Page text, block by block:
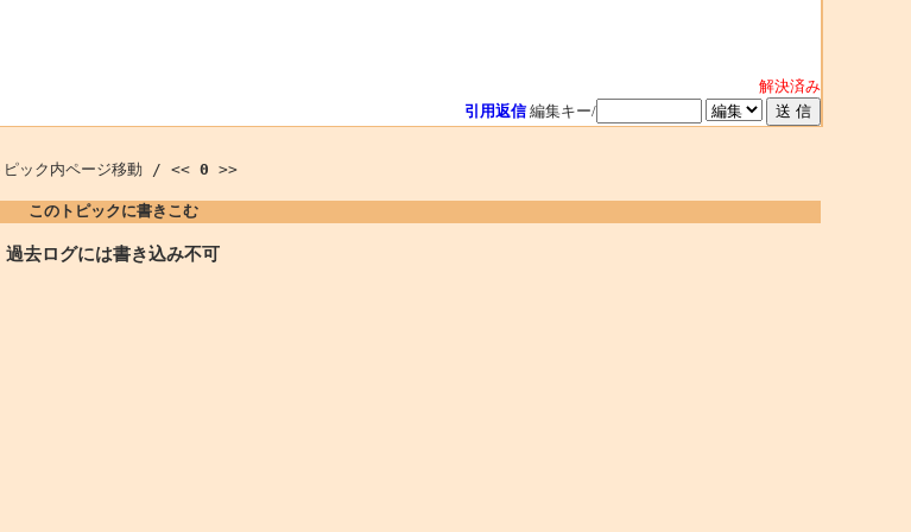
解決済み
引用返信 編集キー/
ピック内ページ移動 / << 0 >>
このトピックに書きこむ
過去ログには書き込み不可